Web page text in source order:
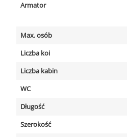
Armator
Max. osób
Liczba koi
Liczba kabin
WC
Długość
Szerokość